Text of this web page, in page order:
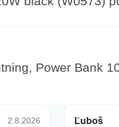
Power Bank
2.8.2026 Ľuboš